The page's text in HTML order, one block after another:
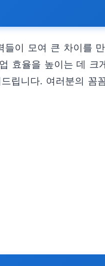
이 모여 큰 차이를
효율을 높이는 데 크
립니다. 여러분의 꼼